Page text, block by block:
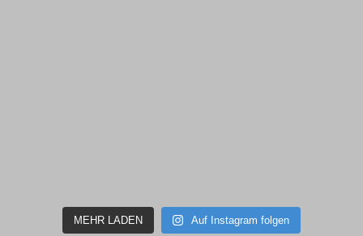
MEHR LADEN Auf Instagram folgen